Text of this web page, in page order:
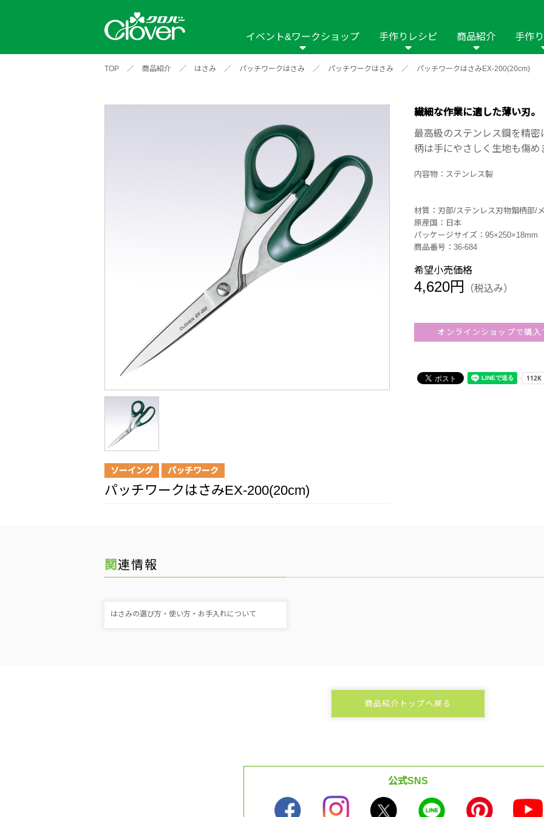
イベント&ワークショップ
2024年
2019年 2018年 2017年 2016年 2015年 2014年
手作りレシピ
パッチワーク・
布の手芸 糸の手芸
羊毛の手芸 刺しゅう
編み物 インテリア
その他
商品紹介
商品名や商品情
新商品一覧 縫い針 ソーイング用品 はさみ ソーメニュ パッチワーク・キル
補修用品 作品本 おなまえつけ
ポルトボヌール
手作
TOP ／ 商品紹介 ／ はさみ ／ パッチワークはさみ ／ パッチワークはさみ ／ パッチワークはさみEX-200(20cm)
ソーイング パッチワーク
パッチワークはさみEX-200(20cm)
繊細な作業に適した薄い刃。
最高級のステンレス鋼を精
柄は手にやさしく生地も傷め
内容物：ステンレス製
材質：刃部/ステンレス刃物鋼柄部/
原産国：日本
パッケージサイズ：95×250×18mm
商品番号：36-684
希望小売価格
4,620円 （税込み）
オンラインショップで購入
関連情報
はさみの選び方・使い方・お手入れについて
商品紹介トップへ戻る
公式SNS